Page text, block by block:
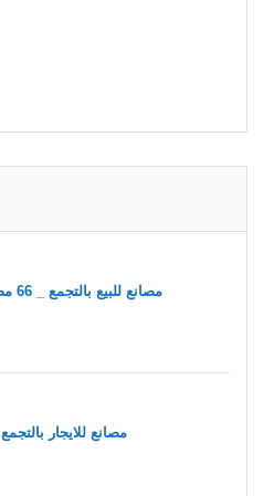
مصانع للبيع بالتجمع _ 66 مصنع للبيع بالتجمع
مصانع للايجار بالتجمع 60 مصنع للايجار